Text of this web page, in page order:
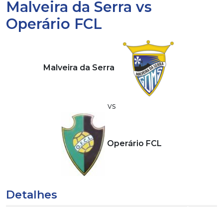
Malveira da Serra vs
Operário FCL
Malveira da Serra
vs
Operário FCL
Detalhes